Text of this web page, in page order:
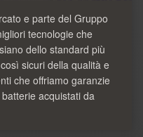
e parte del Gruppo
tecnologie che
dello standard più
sicuri della qualità e
che offriamo garanzie
acquistati da